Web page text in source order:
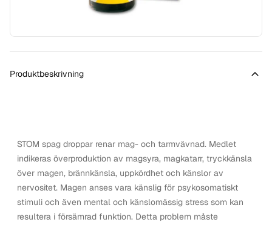
Produktbeskrivning
STOM spag droppar renar mag- och tarmvävnad. Medlet
indikeras överproduktion av magsyra, magkatarr, tryckkänsla
över magen, brännkänsla, uppkördhet och känslor av
nervositet. Magen anses vara känslig för psykosomatiskt
stimuli och även mental och känslomässig stress som kan
resultera i försämrad funktion. Detta problem måste